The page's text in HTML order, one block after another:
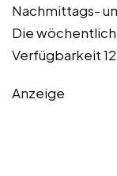
Nachmittags-
Die
Verfügbarkeit
Anzeige